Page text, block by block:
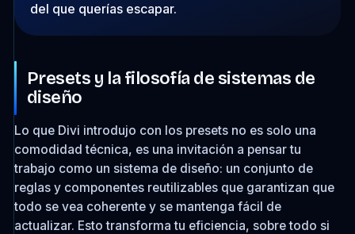
del que querías escapar.
Presets y la filosofía de sistemas de
diseño
Lo que Divi introdujo con los presets no es solo una
comodidad técnica, es una invitación a pensar tu
trabajo como un sistema de diseño: un conjunto de
reglas y componentes reutilizables que garantizan que
todo se vea coherente y se mantenga fácil de
actualizar. Esto transforma tu eficiencia, sobre todo si